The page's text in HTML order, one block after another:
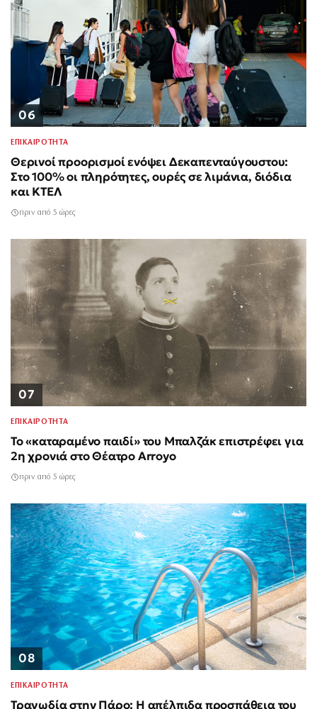
06
ΕΠΙΚΑΙΡΟΤΗΤΑ
Θερινοί προορισμοί ενόψει Δεκαπενταύγουστου:
Στο 100% οι πληρότητες, ουρές σε λιμάνια, διόδια
και ΚΤΕΛ
πριν από 5 ώρες
07
ΕΠΙΚΑΙΡΟΤΗΤΑ
Το «καταραμένο παιδί» του Μπαλζάκ επιστρέφει για
2η χρονιά στο Θέατρο Arroyo
πριν από 5 ώρες
08
ΕΠΙΚΑΙΡΟΤΗΤΑ
Τραγωδία στην Πάρο: Η απέλπιδα προσπάθεια του